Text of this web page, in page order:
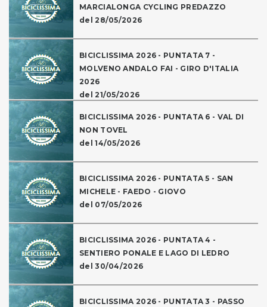
MARCIALONGA CYCLING PREDAZZO
del 28/05/2026
BICICLISSIMA 2026 - PUNTATA 7 -
MOLVENO ANDALO FAI - GIRO D'ITALIA
2026
del 21/05/2026
BICICLISSIMA 2026 - PUNTATA 6 - VAL DI
NON TOVEL
del 14/05/2026
BICICLISSIMA 2026 - PUNTATA 5 - SAN
MICHELE - FAEDO - GIOVO
del 07/05/2026
BICICLISSIMA 2026 - PUNTATA 4 -
SENTIERO PONALE E LAGO DI LEDRO
del 30/04/2026
BICICLISSIMA 2026 - PUNTATA 3 - PASSO